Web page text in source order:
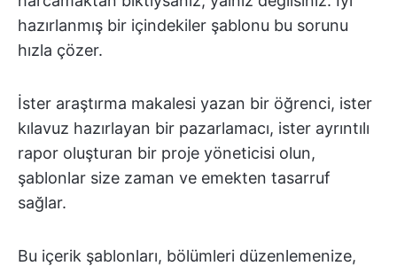
hazırlanmış bir içindekiler şablonu bu sorunu
hızla çözer.
İster araştırma makalesi yazan bir öğrenci, ister
kılavuz hazırlayan bir pazarlamacı, ister ayrıntılı
rapor oluşturan bir proje yöneticisi olun,
şablonlar size zaman ve emekten tasarruf
sağlar.
Bu içerik şablonları, bölümleri düzenlemenize,